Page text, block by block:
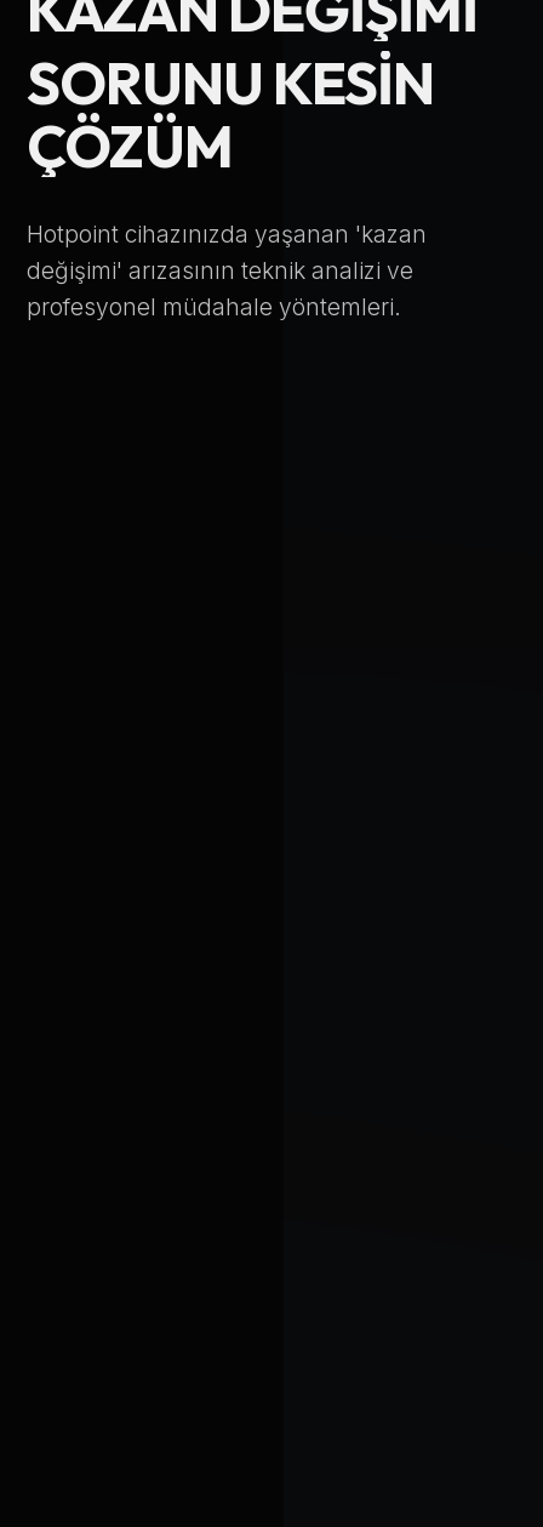
SORUNU KESIN
ÇÖZÜM
Hotpoint cihazınızda yaşanan 'kazan
değişimi' arızasının teknik analizi ve
profesyonel müdahale yöntemleri.
Telefon Numarası
Hizmet Türü
Servis Çağır